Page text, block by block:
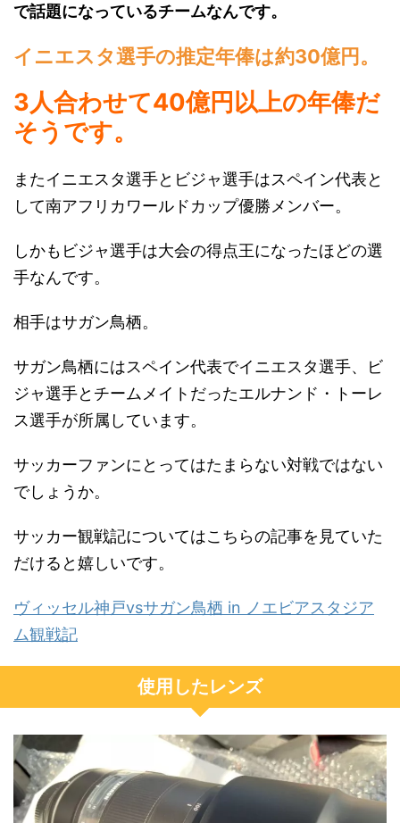
で話題になっているチームなんです。
イニエスタ選手の推定年俸は約30億円。
3人合わせて40億円以上の年俸だ
そうです。
またイニエスタ選手とビジャ選手はスペイン代表と
して南アフリカワールドカップ優勝メンバー。
しかもビジャ選手は大会の得点王になったほどの選
手なんです。
相手はサガン鳥栖。
サガン鳥栖にはスペイン代表でイニエスタ選手、ビ
ジャ選手とチームメイトだったエルナンド・トーレ
ス選手が所属しています。
サッカーファンにとってはたまらない対戦ではない
でしょうか。
サッカー観戦記についてはこちらの記事を見ていた
だけると嬉しいです。
ヴィッセル神戸vsサガン鳥栖 in ノエビアスタジア
ム観戦記
使用したレンズ